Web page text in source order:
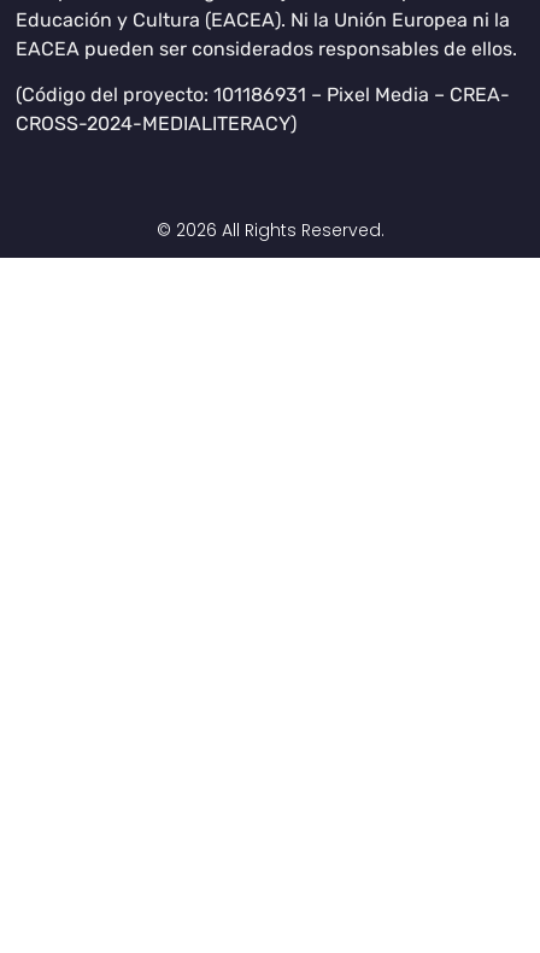
Educación y Cultura (EACEA). Ni la Unión Europea ni la
EACEA pueden ser considerados responsables de ellos.
(Código del proyecto: 101186931 – Pixel Media – CREA-
CROSS-2024-MEDIALITERACY)
© 2026 All Rights Reserved.